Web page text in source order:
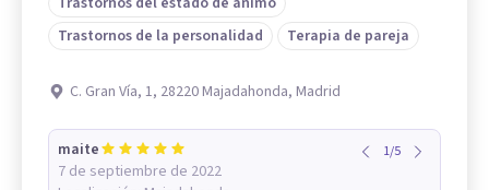
Trastornos de la personalidad
Terapia de pareja
C. Gran Vía, 1, 28220 Majadahonda, Madrid
maite
7 de septiembre de 2022
1/5